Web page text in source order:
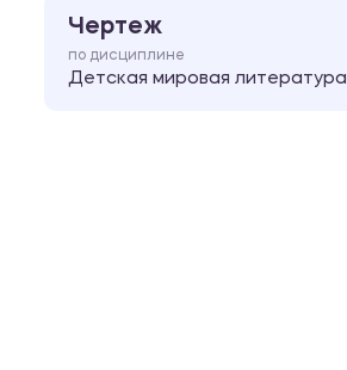
Чертеж
по дисциплине
Детская мировая литература